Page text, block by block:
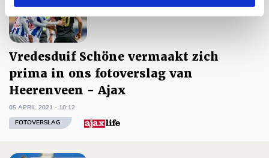
Vredesduif Schöne vermaakt zich
prima in ons fotoverslag van
Heerenveen - Ajax
05 APRIL 2021 - 10:12
FOTOVERSLAG